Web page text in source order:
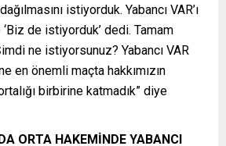
istiyorduk. Yabancı VAR’ı
de istiyorduk’ dedi. Tamam
ne istiyorsunuz? Yabancı VAR
en önemli maçta hakkımızın
birbirine katmadık” diye
ORTA HAKEMİNDE YABANCI